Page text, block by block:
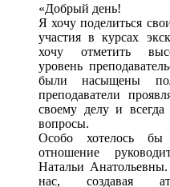
«Добрый день!
Я хочу поделиться
участия в курсах
хочу отметить
уровень
были насыщены
преподаватели
своему делу и
вопросы.
Особо хотелось бы
отношение
Натальи
нас, создавая